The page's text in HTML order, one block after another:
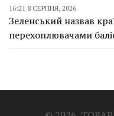
16:21 8 СЕРПНЯ, 2026
Зеленський назвав
перехоплювачами